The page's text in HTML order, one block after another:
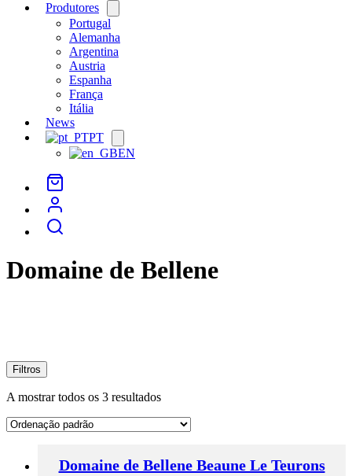
Produtores
menu
Portugal
Alemanha
Argentina
Austria
Espanha
França
Itália
News
PT
menu
EN
Domaine de Bellene
Filtros
A mostrar todos os 3 resultados
Domaine de Bellene Beaune Le Teurons